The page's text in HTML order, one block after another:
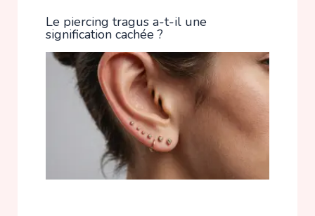
Le piercing tragus a-t-il une
signification cachée ?